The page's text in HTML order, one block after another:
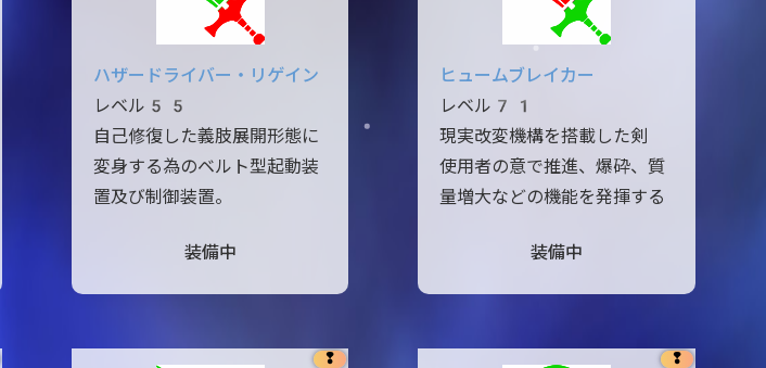
ハザードライバー・リゲイン
レベル55
自己修復した義肢展開形態に
変身する為のベルト型起動装
置及び制御装置。
装備中
ヒュームブレイカー
レベル71
現実改変機構を搭載した剣
使用者の意で推進、爆砕、質
量増大などの機能を発揮する
装備中
❢ ❢